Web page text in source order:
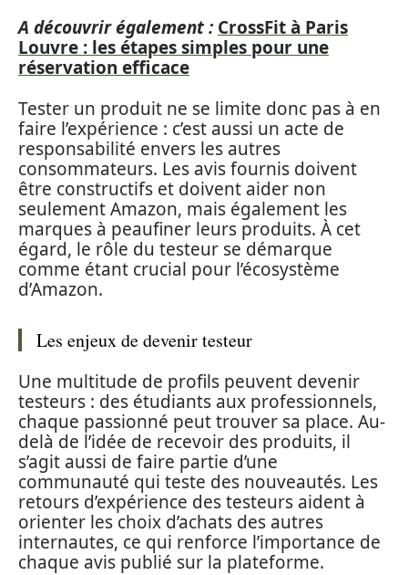
A découvrir également : CrossFit à Paris
Louvre : les étapes simples pour une
réservation efficace
Tester un produit ne se limite donc pas à en
faire l’expérience : c’est aussi un acte de
responsabilité envers les autres
consommateurs. Les avis fournis doivent
être constructifs et doivent aider non
seulement Amazon, mais également les
marques à peaufiner leurs produits. À cet
égard, le rôle du testeur se démarque
comme étant crucial pour l’écosystème
d’Amazon.
Les enjeux de devenir testeur
Une multitude de profils peuvent devenir
testeurs : des étudiants aux professionnels,
chaque passionné peut trouver sa place. Au-
delà de l’idée de recevoir des produits, il
s’agit aussi de faire partie d’une
communauté qui teste des nouveautés. Les
retours d’expérience des testeurs aident à
orienter les choix d’achats des autres
internautes, ce qui renforce l’importance de
chaque avis publié sur la plateforme.